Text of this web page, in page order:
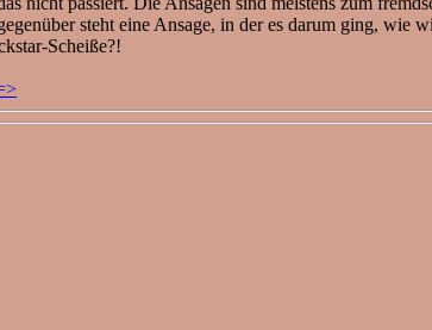
steht eine Ansage, in der es darum ging, wie
Scheiße?!